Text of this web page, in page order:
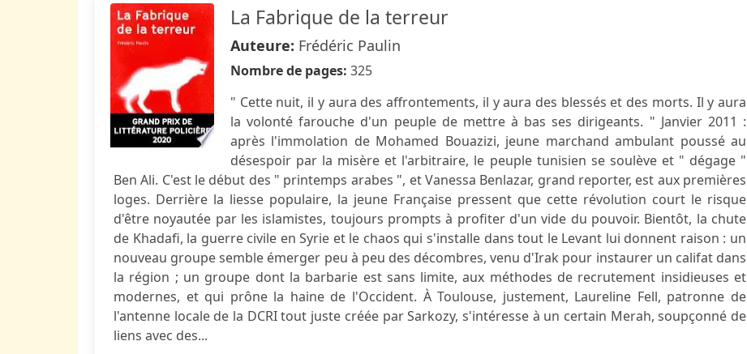
La Fabrique de la terreur
Auteure: Frédéric Paulin
Nombre de pages: 325
" Cette nuit, il y aura des affrontements, il y aura des blessés et des morts. Il y aura
la volonté farouche d'un peuple de mettre à bas ses dirigeants. " Janvier 2011 :
après l'immolation de Mohamed Bouazizi, jeune marchand ambulant poussé au
désespoir par la misère et l'arbitraire, le peuple tunisien se soulève et " dégage "
Ben Ali. C'est le début des " printemps arabes ", et Vanessa Benlazar, grand reporter, est aux premières
loges. Derrière la liesse populaire, la jeune Française pressent que cette révolution court le risque
d'être noyautée par les islamistes, toujours prompts à profiter d'un vide du pouvoir. Bientôt, la chute
de Khadafi, la guerre civile en Syrie et le chaos qui s'installe dans tout le Levant lui donnent raison : un
nouveau groupe semble émerger peu à peu des décombres, venu d'Irak pour instaurer un califat dans
la région ; un groupe dont la barbarie est sans limite, aux méthodes de recrutement insidieuses et
modernes, et qui prône la haine de l'Occident. À Toulouse, justement, Laureline Fell, patronne de
l'antenne locale de la DCRI tout juste créée par Sarkozy, s'intéresse à un certain Merah, soupçonné de
liens avec des...